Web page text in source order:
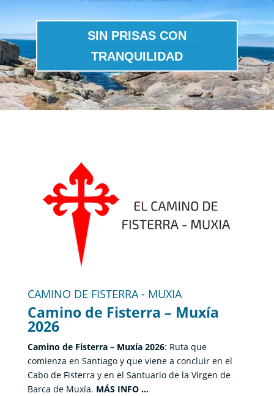
SIN PRISAS CON
TRANQUILIDAD
CAMINO DE FISTERRA - MUXIA
Camino de Fisterra – Muxía
2026
Camino de Fisterra – Muxía 2026: Ruta que
comienza en Santiago y que viene a concluir en el
Cabo de Fisterra y en el Santuario de la Vírgen de
Barca de Muxía. MÁS INFO …